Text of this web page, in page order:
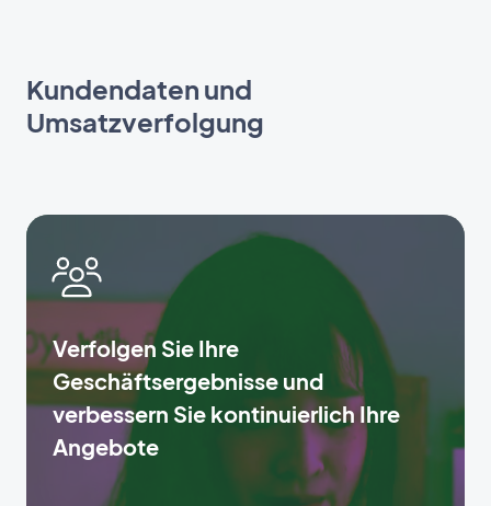
Kundendaten und
Umsatzverfolgung
Verfolgen Sie Ihre
Geschäftsergebnisse und
verbessern Sie kontinuierlich Ihre
Angebote